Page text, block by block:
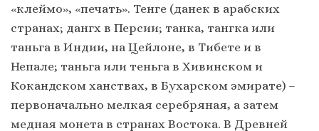
«клеймо», «печать». Тенге (данек в арабских
странах; дангх в Персии; танка, тангка или
таньга в Индии, на Цейлоне, в Тибете и в
Непале; таньга или теньга в Хивинском и
Кокандском ханствах, в Бухарском эмирате) –
первоначально мелкая серебряная, а затем
медная монета в странах Востока. В Древней